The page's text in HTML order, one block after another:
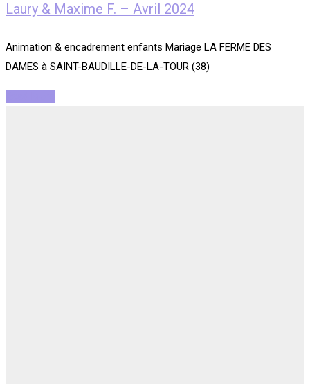
Laury & Maxime F. – Avril 2024
Animation & encadrement enfants Mariage LA FERME DES
DAMES à SAINT-BAUDILLE-DE-LA-TOUR (38)